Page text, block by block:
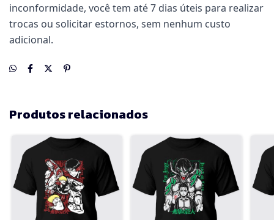
inconformidade, você tem até 7 dias úteis para realizar
trocas ou solicitar estornos, sem nenhum custo
adicional.
Produtos relacionados